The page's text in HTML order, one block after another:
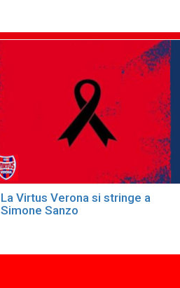
La Virtus Verona si stringe a
Simone Sanzo